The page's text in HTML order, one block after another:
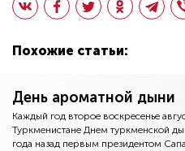
Похожие статьи:
День ароматной дыни
Каждый год второе воскресенье
Туркменистане Днем туркменской
года назад первым президентом